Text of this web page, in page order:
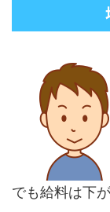
でも給料は下